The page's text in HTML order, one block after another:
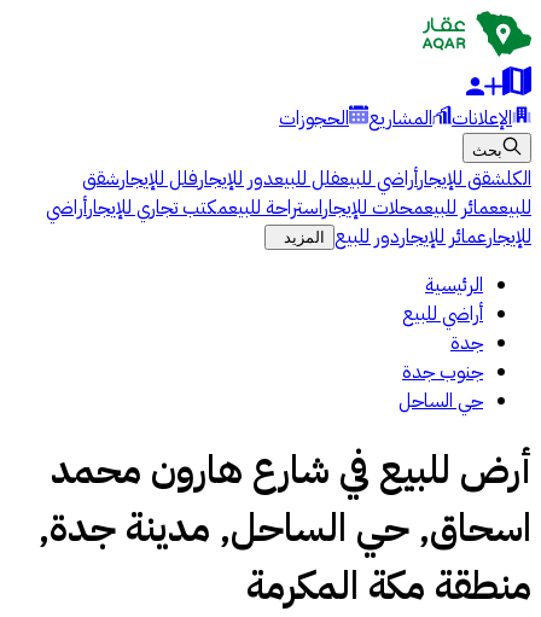
الإعلانات المشاريع الحجوزات
بحث
الكلشقق للإيجارأراضي للبيعفلل للبيعدور للإيجارفلل للإيجارشقق
للبيععمائر للبيعمحلات للإيجاراستراحة للبيعمكتب تجاري للإيجارأراضي
للإيجارعمائر للإيجاردور للبيع المزيد
الرئيسية
أراضي للبيع
جدة
جنوب جدة
حي الساحل
أرض للبيع في شارع هارون محمد
اسحاق, حي الساحل, مدينة جدة,
منطقة مكة المكرمة